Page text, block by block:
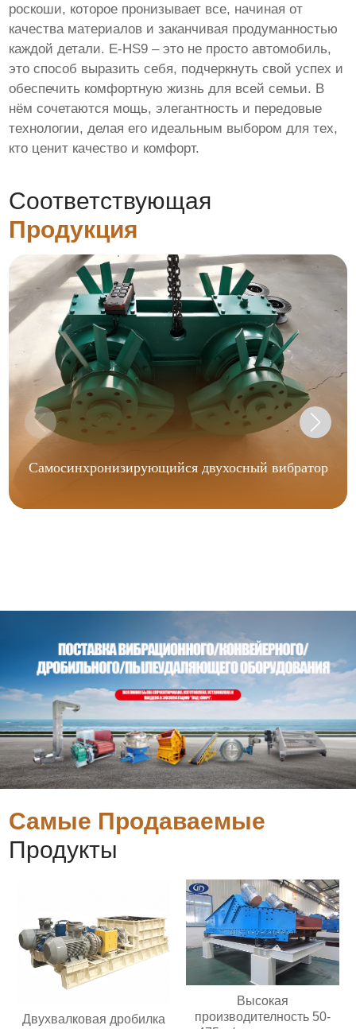
роскоши, которое пронизывает все, начиная от
качества материалов и заканчивая продуманностью
каждой детали. E-HS9 – это не просто автомобиль,
это способ выразить себя, подчеркнуть свой успех и
обеспечить комфортную жизнь для всей семьи. В
нём сочетаются мощь, элегантность и передовые
технологии, делая его идеальным выбором для тех,
кто ценит качество и комфорт.
Соответствующая
Продукция
Самосинхронизирующийся двухосный вибратор
Самые Продаваемые
Продукты
Двухвалковая дробилка
Высокая
производителность 50-